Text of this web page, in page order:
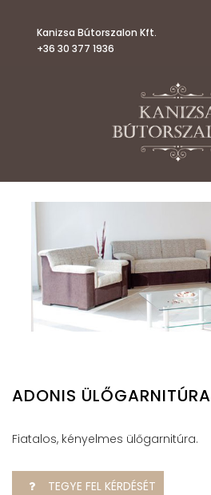
Kanizsa Bútorszalon Kft.
+36 30 377 1936
ADONIS ÜLŐGARNITÚRA
Fiatalos, kényelmes ülőgarnitúra.
TEGYE FEL KÉRDÉSÉT